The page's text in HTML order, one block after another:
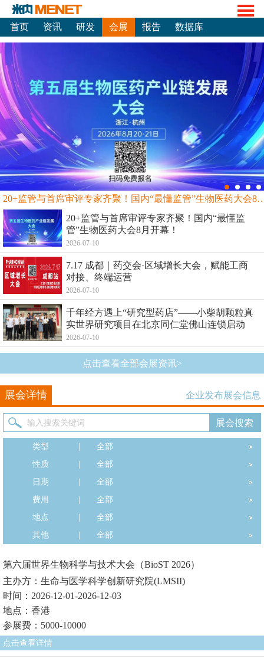
首页 资讯 研发 会展 报告 数据库
20+监管与首席审评专家齐聚！国内“最
20+监管与首席审评专家齐聚！国内“最懂监
管”生物医药大会8月开幕！
2026-07-10
7.17 成都｜药交会·区域增长大会，赋能工商
对接、终端运营
2026-07-10
千年经方遇上“研究型药店”——小柴胡颗粒真
实世界研究项目在北京同仁堂佛山连锁启动
2026-07-10
点击查看全部会展资讯>
展会详情 企业发布展会信息
类型
全部
性质
全部
日期
全部
费用
全部
地点
全部
其他
全部
第六届世界生物科学与技术大会（BioST 2026）
主办方：生命与医学科学创新研究院(LMSII)
时间：2026-12-01-2026-12-03
地点：香港
参展费：5000-10000
点击查看详情